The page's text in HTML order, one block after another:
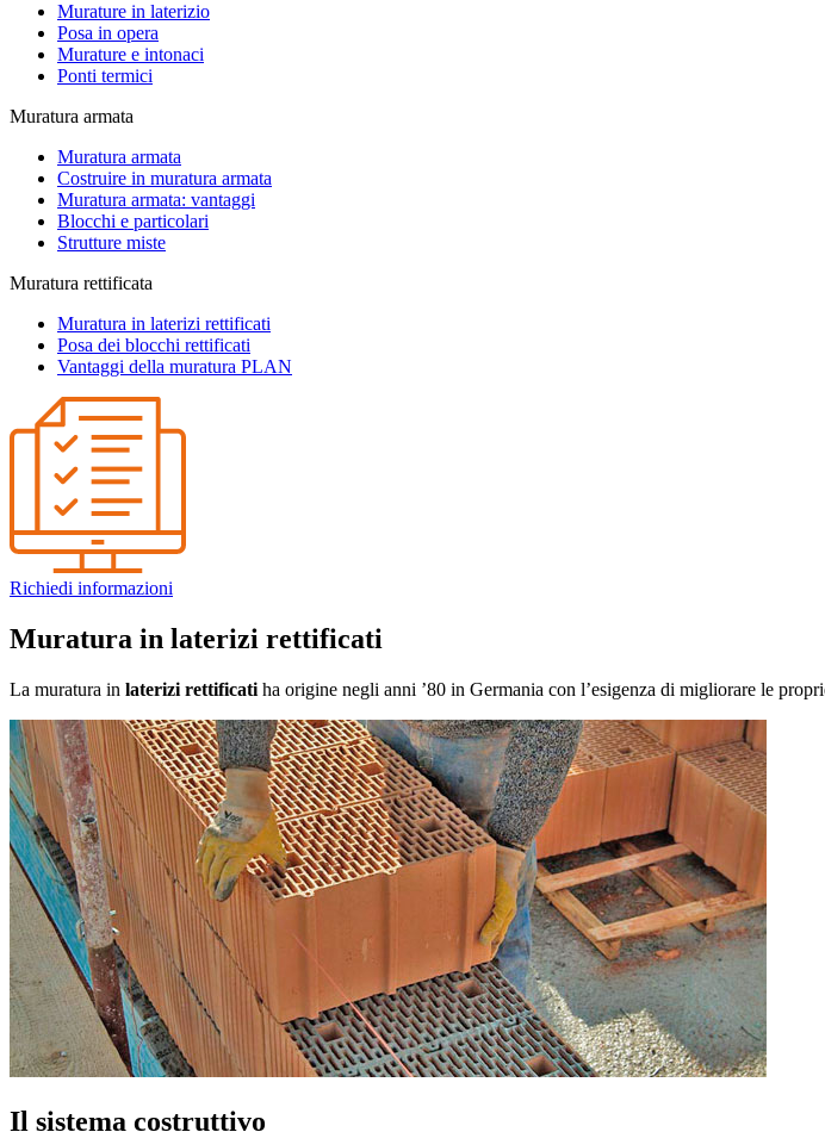
Murature in laterizio
Posa in opera
Murature e intonaci
Ponti termici
Muratura armata
Muratura armata
Costruire in muratura armata
Muratura armata: vantaggi
Blocchi e particolari
Strutture miste
Muratura rettificata
Muratura in laterizi rettificati
Posa dei blocchi rettificati
Vantaggi della muratura PLAN
Richiedi informazioni
Muratura in laterizi rettificati
La muratura in laterizi rettificati ha origine negli anni ’80 in Germania con l’esigenza di migliorare le
Il sistema costruttivo